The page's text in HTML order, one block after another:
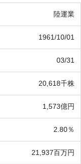
陸運業
1961/10/01
03/31
20,618千株
1,573億円
2.80％
21,937百万円